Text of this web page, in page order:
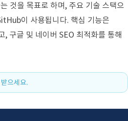
것을 목표로 하며, 주요 기술 스택으
이 사용됩니다. 핵심 기능은
구글 및 네이버 SEO 최적화를 통해
으세요.